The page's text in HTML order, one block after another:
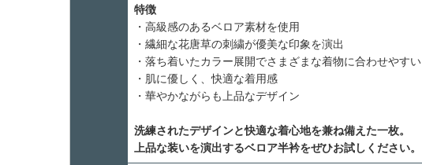
特徴
・高級感のあるベロア素材を使用
・繊細な花唐草の刺繍が優美な印象を演出
・落ち着いたカラー展開でさまざまな着物に合わせやすい
・肌に優しく、快適な着用感
・華やかながらも上品なデザイン
洗練されたデザインと快適な着心地を兼ね備えた一枚。
上品な装いを演出するベロア半衿をぜひお試しください。